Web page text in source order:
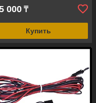
000 ₸
Купить